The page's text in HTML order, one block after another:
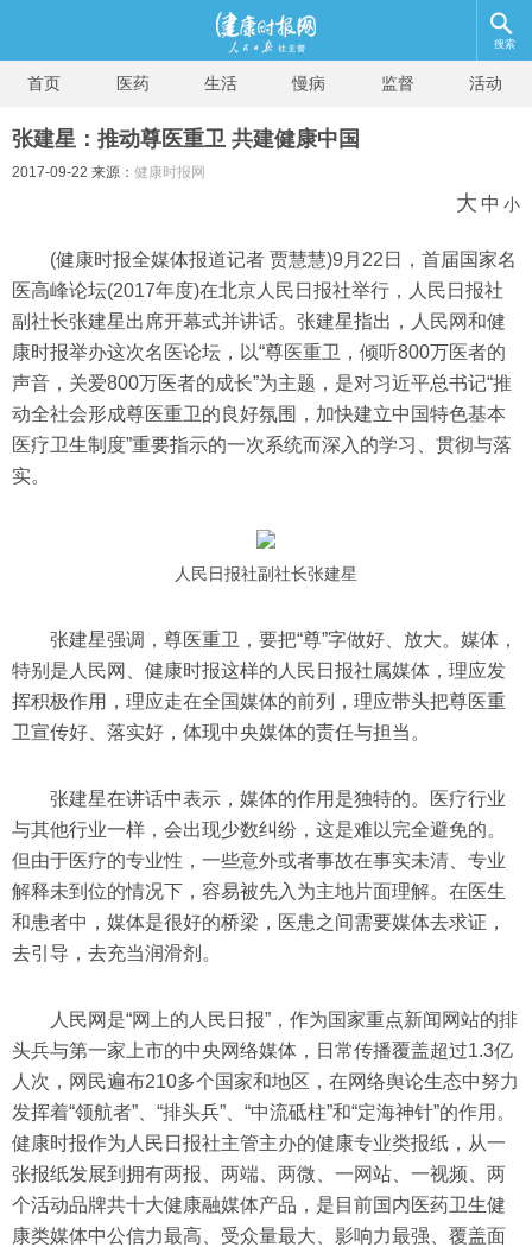
搜索
首页 医药 生活 慢病 监督 活动
张建星：推动尊医重卫 共建健康中国
2017-09-22 来源： 健康时报网
大 中 小
(健康时报全媒体报道记者 贾慧慧)9月22日，首届国家名
医高峰论坛(2017年度)在北京人民日报社举行，人民日报社
副社长张建星出席开幕式并讲话。张建星指出，人民网和健
康时报举办这次名医论坛，以“尊医重卫，倾听800万医者的
声音，关爱800万医者的成长”为主题，是对习近平总书记“推
动全社会形成尊医重卫的良好氛围，加快建立中国特色基本
医疗卫生制度”重要指示的一次系统而深入的学习、贯彻与落
实。
人民日报社副社长张建星
张建星强调，尊医重卫，要把“尊”字做好、放大。媒体，
特别是人民网、健康时报这样的人民日报社属媒体，理应发
挥积极作用，理应走在全国媒体的前列，理应带头把尊医重
卫宣传好、落实好，体现中央媒体的责任与担当。
张建星在讲话中表示，媒体的作用是独特的。医疗行业
与其他行业一样，会出现少数纠纷，这是难以完全避免的。
但由于医疗的专业性，一些意外或者事故在事实未清、专业
解释未到位的情况下，容易被先入为主地片面理解。在医生
和患者中，媒体是很好的桥梁，医患之间需要媒体去求证，
去引导，去充当润滑剂。
人民网是“网上的人民日报”，作为国家重点新闻网站的排
头兵与第一家上市的中央网络媒体，日常传播覆盖超过1.3亿
人次，网民遍布210多个国家和地区，在网络舆论生态中努力
发挥着“领航者”、“排头兵”、“中流砥柱”和“定海神针”的作用。
健康时报作为人民日报社主管主办的健康专业类报纸，从一
张报纸发展到拥有两报、两端、两微、一网站、一视频、两
个活动品牌共十大健康融媒体产品，是目前国内医药卫生健
康类媒体中公信力最高、受众量最大、影响力最强、覆盖面